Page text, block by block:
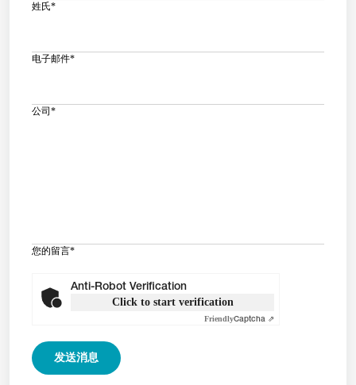
姓氏*
电子邮件*
公司 *
您的留言*
Anti-Robot Verification
Click to start verification
FriendlyCaptcha ⇗